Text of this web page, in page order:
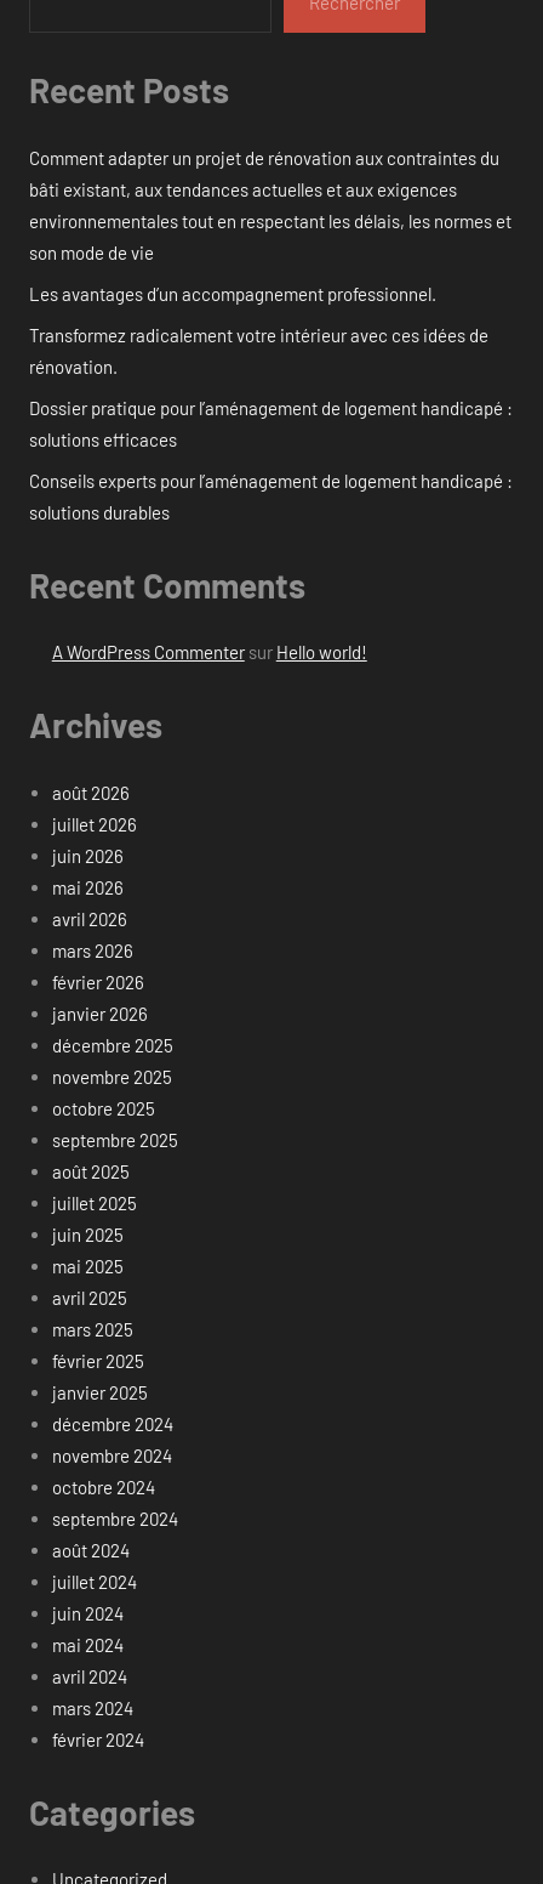
Recent Posts
Comment adapter un projet de rénovation aux contraintes du
bâti existant, aux tendances actuelles et aux exigences
environnementales tout en respectant les délais, les normes et
son mode de vie
Les avantages d’un accompagnement professionnel.
Transformez radicalement votre intérieur avec ces idées de
rénovation.
Dossier pratique pour l’aménagement de logement handicapé :
solutions efficaces
Conseils experts pour l’aménagement de logement handicapé :
solutions durables
Recent Comments
A WordPress Commentersur Hello world!
Archives
août 2026
juillet 2026
juin 2026
mai 2026
avril 2026
mars 2026
février 2026
janvier 2026
décembre 2025
novembre 2025
octobre 2025
septembre 2025
août 2025
juillet 2025
juin 2025
mai 2025
avril 2025
mars 2025
février 2025
janvier 2025
décembre 2024
novembre 2024
octobre 2024
septembre 2024
août 2024
juillet 2024
juin 2024
mai 2024
avril 2024
mars 2024
février 2024
Categories
Uncategorized